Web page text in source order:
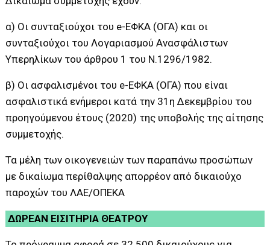
α) Οι συνταξιούχοι του e-ΕΦΚΑ (ΟΓΑ) και οι
συνταξιούχοι του Λογαριασμού Ανασφάλιστων
Υπερηλίκων του άρθρου 1 του Ν.1296/1982.
β) Οι ασφαλισμένοι του e-ΕΦΚΑ (ΟΓΑ) που είναι
ασφαλιστικά ενήμεροι κατά την 31η Δεκεμβρίου του
προηγούμενου έτους (2020) της υποβολής της αίτησης
συμμετοχής.
Τα μέλη των οικογενειών των παραπάνω προσώπων
με δικαίωμα περίθαλψης απορρέον από δικαιούχο
παροχών του ΛΑΕ/ΟΠΕΚΑ
ΔΩΡΕΑΝ ΕΙΣΙΤΗΡΙΑ ΘΕΑΤΡΟΥ